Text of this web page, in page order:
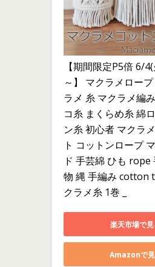
【期間限定P5倍 6/
～】 マクラメロー
ラメ 糸 マクラメ編
コ糸 まくらめ糸 綿
ン糸 初心者 マクラ
ト コットンロープ
ド 手芸綿 ひも rope
物 縄 手編み cotton
クラメ糸 1巻 _
楽天市場で見
Amazonで